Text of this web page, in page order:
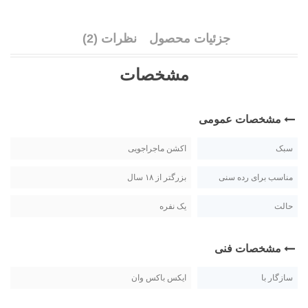
جزئیات محصول نظرات (2)
مشخصات
مشخصات عمومی
سبک اکشن ماجراجویی
مناسب برای رده سنی بزرگتر از ۱۸ سال
حالت یک نفره
مشخصات فنی
سازگار با ایکس باکس وان